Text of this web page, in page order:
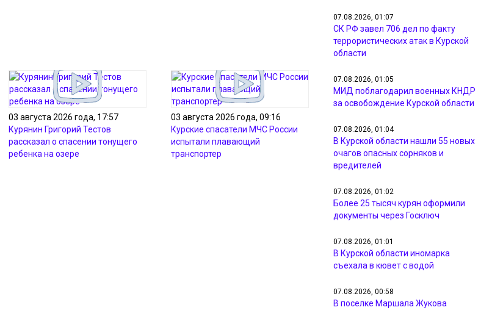
03 августа 2026 года, 17:57
Курянин Григорий Тестов
рассказал о спасении тонущего
ребенка на озере
03 августа 2026 года, 09:16
Курские спасатели МЧС России
испытали плавающий
транспортер
07.08.2026, 01:07
СК РФ завел 706 дел по факту
террористических атак в Курской
области
07.08.2026, 01:05
МИД поблагодарил военных КНДР
за освобождение Курской области
07.08.2026, 01:04
В Курской области нашли 55 новых
очагов опасных сорняков и
вредителей
07.08.2026, 01:02
Более 25 тысяч курян оформили
документы через Госключ
07.08.2026, 01:01
В Курской области иномарка
съехала в кювет с водой
07.08.2026, 00:58
В поселке Маршала Жукова